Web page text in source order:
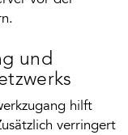
und
hilft
verringert